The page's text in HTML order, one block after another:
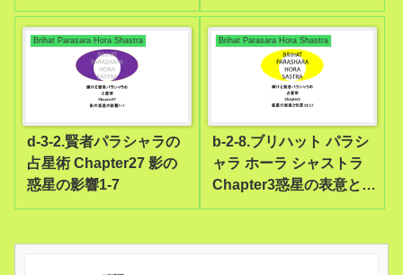
質45-46
Brihat Parasara Hora Shastra
d-3-2.賢者パラシャラの
占星術 Chapter27 影の
惑星の影響1-7
Brihat Parasara Hora Shastra
b-2-8.ブリハット パラシ
ャラ ホーラ シャストラ
Chapter3惑星の表意と性
質12-17